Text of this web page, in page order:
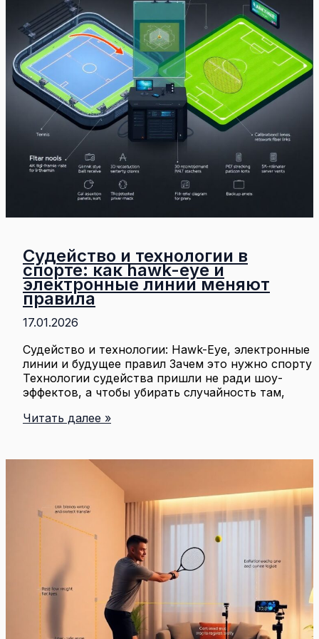
Судейство и технологии в
спорте: как hawk-eye и
электронные линии меняют
правила
17.01.2026
Судейство и технологии: Hawk-Eye, электронные
линии и будущее правил Зачем это нужно спорту
Технологии судейства пришли не ради шоу-
эффектов, а чтобы убирать случайность там,
Судейство
в
hawk-
eye
электронные
меняют
правила
Читать далее »